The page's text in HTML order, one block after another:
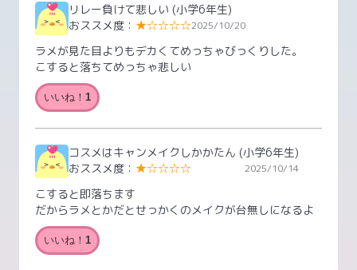
リレー負けて悲しい (小学6年生)
おススメ度： ★☆☆☆☆2025/10/20
ラメが見た目よりもデカくてめっちゃびっくりした。
こすると落ちてめっちゃ悲しい
いいね！ 1
コスメはキャンメイクしかかたん (小学6年生)
おススメ度： ★☆☆☆☆ 2025/10/14
こすると即落ちます
だからラメとかだとせっかくのメイクが台無しになるよ
いいね！ 1